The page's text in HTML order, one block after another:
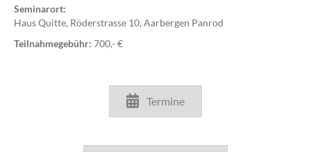
Seminarort:
Haus Quitte, Röderstrasse 10, Aarbergen Panrod
Teilnahmegebühr: 700,- €
Termine